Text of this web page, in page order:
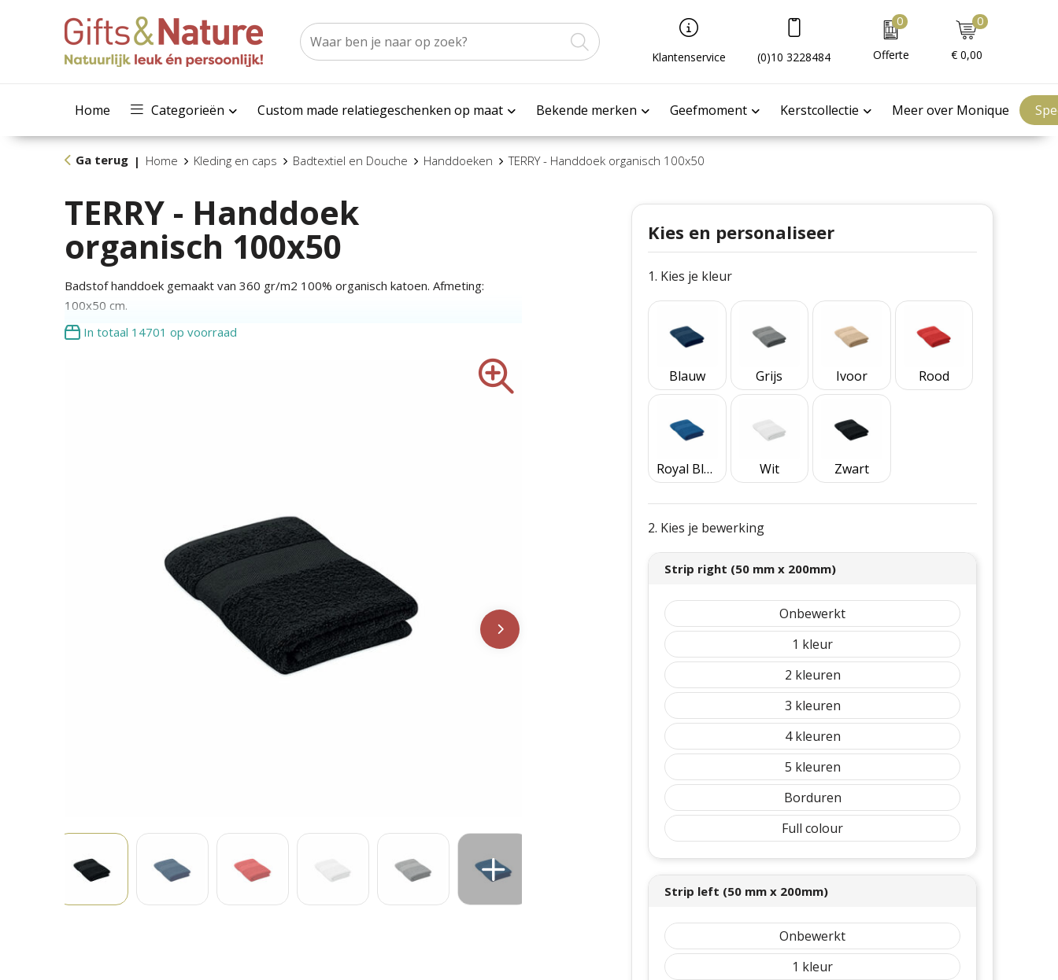
Klantenservice (0)10 3228484
0
Offerte
0
€ 0,00
Home Categorieën Custom made relatiegeschenken op maat Bekende merken Geefmoment Kerstcollectie Meer over Monique
Ga terug | Home Kleding en caps Badtextiel en Douche Handdoeken TERRY - Handdoek organisch 100x50
TERRY - Handdoek
organisch 100x50
Badstof handdoek gemaakt van 360 gr/m2 100% organisch katoen. Afmeting:
100x50 cm.
In totaal 14701 op voorraad
Kies en personaliseer
1. Kies je kleur
Blauw Grijs Ivoor Rood
Royal Blauw Wit Zwart
2. Kies je bewerking
Strip right (50 mm x 200mm)
Onbewerkt
1
2
3
4
5
Borduren
Full colour
Strip left (50 mm x 200mm)
Onbewerkt
1